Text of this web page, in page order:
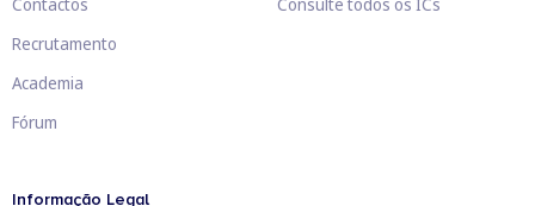
Recrutamento
Academia
Fórum
Informação Legal